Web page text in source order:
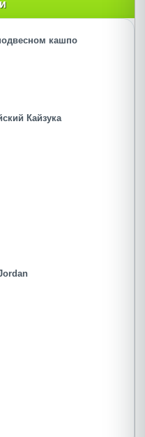
кашпо
Кайзука